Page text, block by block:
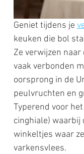
Geniet tijdens je
keuken die bol
Ze verwijzen
vaak verbonden
oorsprong in de
peulvruchten en
Typerend voor
cinghiale) waarbij
winkeltjes waar
varkensvlees.